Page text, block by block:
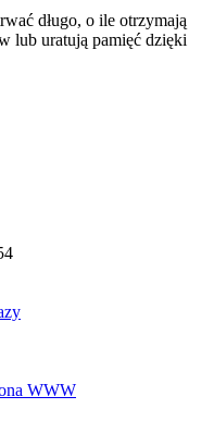
długo, o ile otrzymają
lub uratują pamięć dzięki
WWW